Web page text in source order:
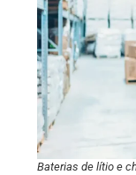
Baterias de lítio e